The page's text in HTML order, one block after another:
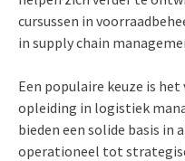
cursussen in
in supply chain
Een populaire keuze is
opleiding in logistiek
bieden een solide basis in
operationeel tot